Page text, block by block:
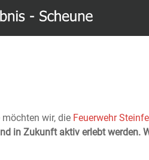
möchten wir, die Feuerwehr
in Zukunft aktiv erlebt werden.